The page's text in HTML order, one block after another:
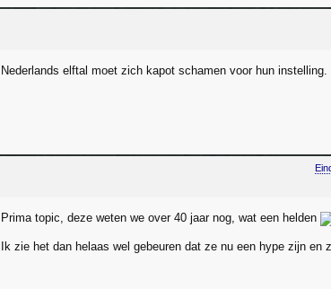
Nederlands elftal moet zich kapot schamen voor hun instelling.
Prima topic, deze weten we over 40 jaar nog, wat een helden
Ik zie het dan helaas wel gebeuren dat ze nu een hype zijn